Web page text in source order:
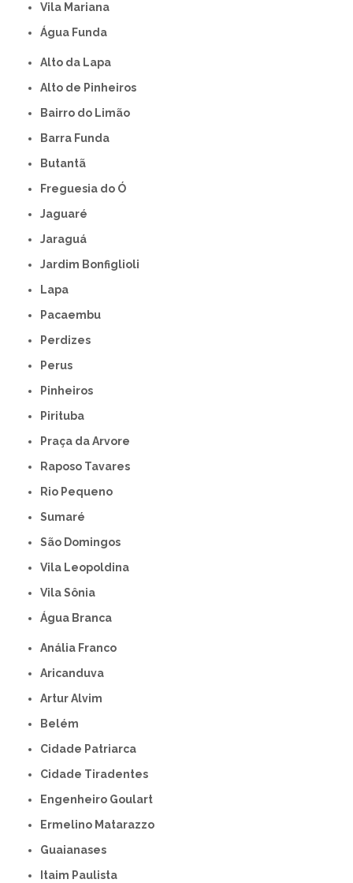
Vila Mariana
Água Funda
Alto da Lapa
Alto de Pinheiros
Bairro do Limão
Barra Funda
Butantã
Freguesia do Ó
Jaguaré
Jaraguá
Jardim Bonfiglioli
Lapa
Pacaembu
Perdizes
Perus
Pinheiros
Pirituba
Praça da Arvore
Raposo Tavares
Rio Pequeno
Sumaré
São Domingos
Vila Leopoldina
Vila Sônia
Água Branca
Anália Franco
Aricanduva
Artur Alvim
Belém
Cidade Patriarca
Cidade Tiradentes
Engenheiro Goulart
Ermelino Matarazzo
Guaianases
Itaim Paulista